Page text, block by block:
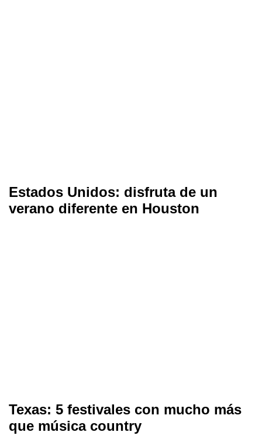
Estados Unidos: disfruta de un
verano diferente en Houston
Texas: 5 festivales con mucho más
que música country